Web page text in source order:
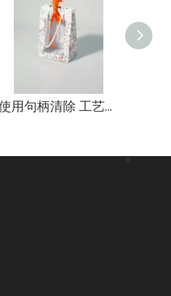
使用句柄清除 工艺品 纸袋